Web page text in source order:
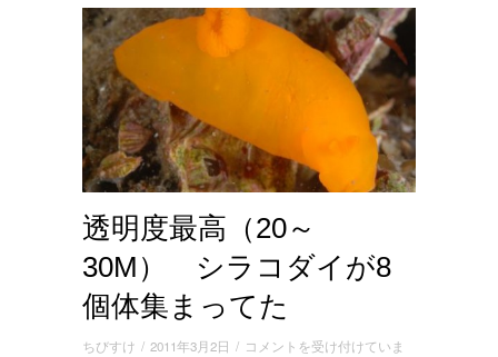
透明度最高（20～
30M） シラコダイが8
個体集まってた
ちびすけ / 2011年3月2日 / 透
コメントを受け付けていま